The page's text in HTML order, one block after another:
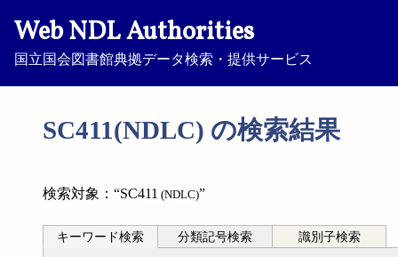
Web NDL Authorities
国立国会図書館典拠データ検索・提供サービス
SC411(NDLC) の検索結果
検索対象：“SC411 (NDLC)”
キーワード検索 分類記号検索 識別子検索